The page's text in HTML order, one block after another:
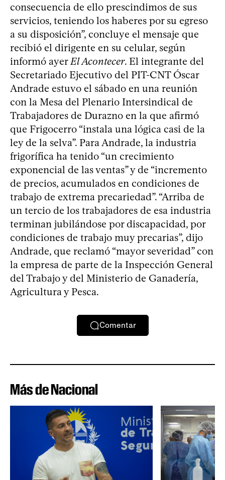
consecuencia de ello prescindimos de sus
servicios, teniendo los haberes por su egreso
a su disposición”, concluye el mensaje que
recibió el dirigente en su celular, según
informó ayer El Acontecer. El integrante del
Secretariado Ejecutivo del PIT-CNT Óscar
Andrade estuvo el sábado en una reunión
con la Mesa del Plenario Intersindical de
Trabajadores de Durazno en la que afirmó
que Frigocerro “instala una lógica casi de la
ley de la selva”. Para Andrade, la industria
frigorífica ha tenido “un crecimiento
exponencial de las ventas” y de “incremento
de precios, acumulados en condiciones de
trabajo de extrema precariedad”. “Arriba de
un tercio de los trabajadores de esa industria
terminan jubilándose por discapacidad, por
condiciones de trabajo muy precarias”, dijo
Andrade, que reclamó “mayor severidad” con
la empresa de parte de la Inspección General
del Trabajo y del Ministerio de Ganadería,
Agricultura y Pesca.
Comentar
Más de Nacional